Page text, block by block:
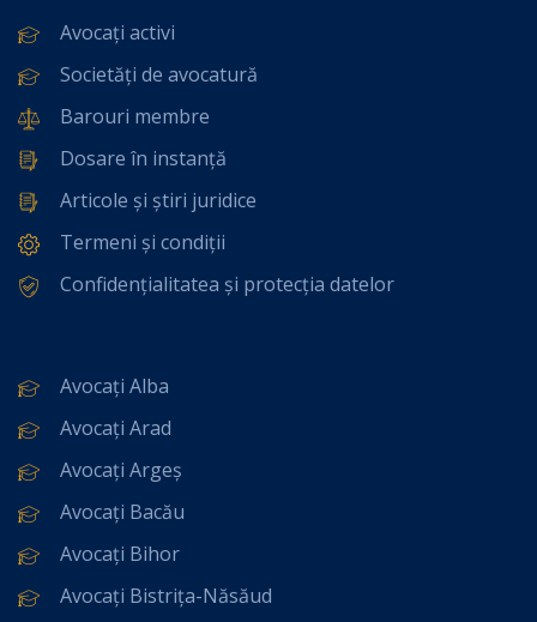
Avocați activi
Societăți de avocatură
Barouri membre
Dosare în instanță
Articole și știri juridice
Termeni și condiții
Confidențialitatea și protecția datelor
Avocați Alba
Avocați Arad
Avocați Argeș
Avocați Bacău
Avocați Bihor
Avocați Bistrița-Năsăud